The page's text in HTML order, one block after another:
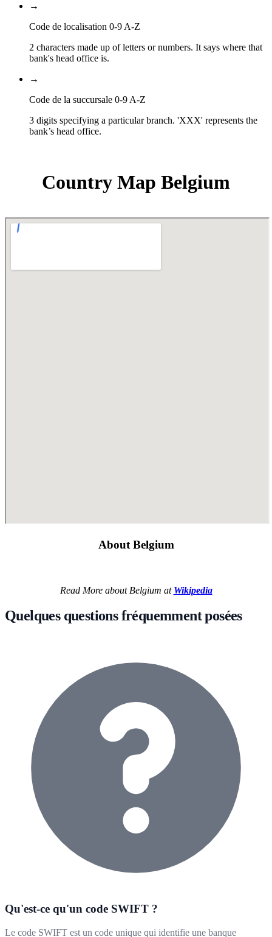
→
Code de localisation 0-9 A-Z
2 characters made up of letters or numbers. It says where that
bank's head office is.
→
Code de la succursale 0-9 A-Z
3 digits specifying a particular branch. 'XXX' represents the
bank’s head office.
Country Map Belgium
About Belgium
Read More about Belgium at Wikipedia
Quelques questions fréquemment posées
Qu'est-ce qu'un code SWIFT ?
Le code SWIFT est un code unique qui identifie une banque